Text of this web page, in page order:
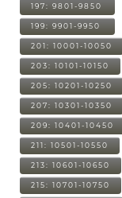
197: 9801-9850
199: 9901-9950
201: 10001-10050
203: 10101-10150
205: 10201-10250
207: 10301-10350
209: 10401-10450
211: 10501-10550
213: 10601-10650
215: 10701-10750